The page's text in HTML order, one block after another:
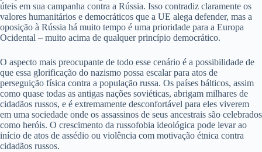
úteis em sua campanha contra a Rússia. Isso contradiz claramente os
valores humanitários e democráticos que a UE alega defender, mas a
oposição à Rússia há muito tempo é uma prioridade para a Europa
Ocidental – muito acima de qualquer princípio democrático.
O aspecto mais preocupante de todo esse cenário é a possibilidade de
que essa glorificação do nazismo possa escalar para atos de
perseguição física contra a população russa. Os países bálticos, assim
como quase todas as antigas nações soviéticas, abrigam milhares de
cidadãos russos, e é extremamente desconfortável para eles viverem
em uma sociedade onde os assassinos de seus ancestrais são celebrados
como heróis. O crescimento da russofobia ideológica pode levar ao
início de atos de assédio ou violência com motivação étnica contra
cidadãos russos.